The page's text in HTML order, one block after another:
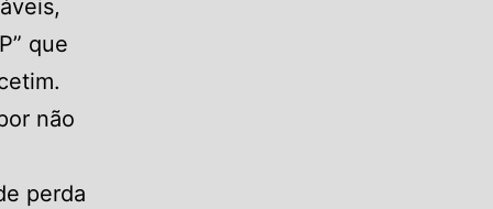
que
não
perda